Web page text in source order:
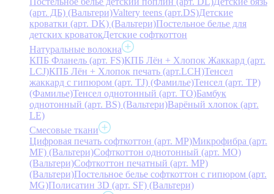
(арт. ДБ) (Вальтери)Valtery teens (арт.DS)Детские
кроватки (арт. DK) (Вальтери)Постельное белье для
детских кроватокДетские софткоттон
Натуральные волокна
КПБ Фланель (арт. FS)КПБ Лён + Хлопок Жаккард (арт.
LCJ)КПБ Лён + Хлопок печать (арт.LCH)Тенсел
жаккард с гипюром (арт. TJ) (Фамилье)Тенсел (арт. ТР)
(Фамилье)Тенсел однотонный (арт. TO)Бамбук
однотонный (арт. BS) (Вальтери)Варёный хлопок (арт.
LE)
Смесовые ткани
Цифровая печать софткоттон (арт. MP)Микрофибра (арт.
MF) (Вальтери)Софткоттон однотонный (арт. MO)
(Вальтери)Софткоттон печатный (арт. MР)
(Вальтери)Постельное белье софткоттон с гипюром (арт.
MG)Полисатин 3D (арт. SF) (Вальтери)